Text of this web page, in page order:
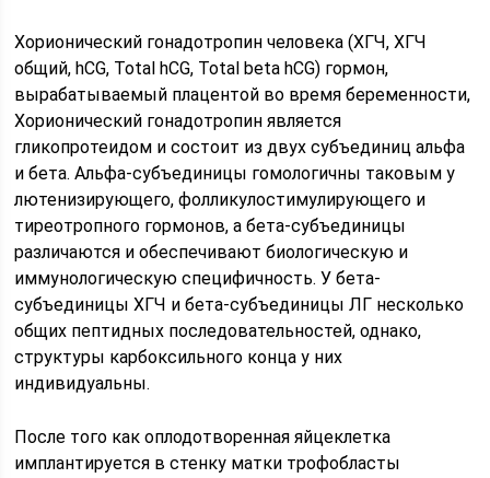
Хорионический гонадотропин человека (ХГЧ, ХГЧ
общий, hCG, Total hCG, Total beta hCG) гормон,
вырабатываемый плацентой во время беременности,
Хорионический гонадотропин является
гликопротеидом и состоит из двух субъединиц альфа
и бета. Альфа-субъединицы гомологичны таковым у
лютенизирующего, фолликулостимулирующего и
тиреотропного гормонов, а бета-субъединицы
различаются и обеспечивают биологическую и
иммунологическую специфичность. У бета-
субъединицы ХГЧ и бета-субъединицы ЛГ несколько
общих пептидных последовательностей, однако,
структуры карбоксильного конца у них
индивидуальны.
После того как оплодотворенная яйцеклетка
имплантируется в стенку матки трофобласты